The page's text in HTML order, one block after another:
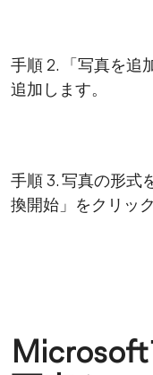
手順 2. 「写真を追
追加します。
手順 3. 写真の形式
換開始」をクリッ